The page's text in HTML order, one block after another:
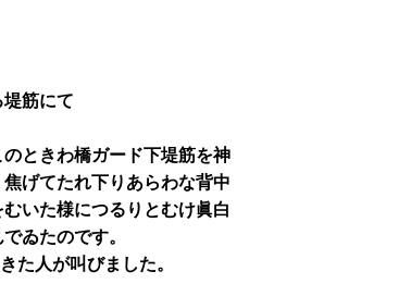
筋にて
ときわ橋ガード下堤筋を神
げてたれ下りあらわな背中
いた様につるりとむけ眞白
ゐたのです。
た人が叫びました。